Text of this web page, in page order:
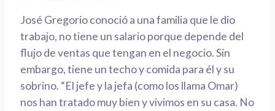
José Gregorio conoció a una familia que le dio
trabajo, no tiene un salario porque depende del
flujo de ventas que tengan en el negocio. Sin
embargo, tiene un techo y comida para él y su
sobrino. “El jefe y la jefa (como los llama Omar)
nos han tratado muy bien y vivimos en su casa. No